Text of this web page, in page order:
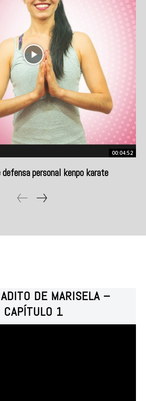
00:04:52
defensa personal kenpo karate